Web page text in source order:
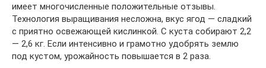
имеет многочисленные положительные отзывы.
Технология выращивания несложна, вкус ягод — сладкий
с приятно освежающей кислинкой. С куста собирают 2,2
— 2,6 кг. Если интенсивно и грамотно удобрять землю
под кустом, урожайность повышается в 2 раза.